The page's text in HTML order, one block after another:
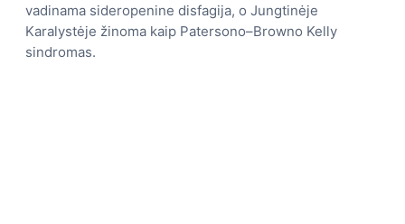
vadinama sideropenine disfagija, o Jungtinėje
Karalystėje žinoma kaip Patersono–Browno Kelly
sindromas.